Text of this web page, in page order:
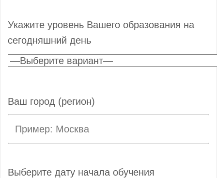
Укажите уровень Вашего образования на
сегодняшний день
Ваш город (регион)
Выберите дату начала обучения